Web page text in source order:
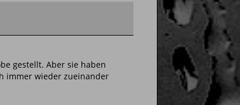
gestellt. Aber sie haben
immer wieder zueinander